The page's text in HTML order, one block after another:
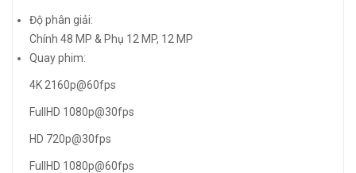
Độ phân giải:
Chính 48 MP & Phụ 12 MP, 12 MP
Quay phim:
4K 2160p@60fps
FullHD 1080p@30fps
HD 720p@30fps
FullHD 1080p@60fps